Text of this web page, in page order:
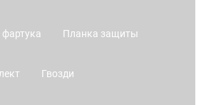
Планка защиты
Гвозди